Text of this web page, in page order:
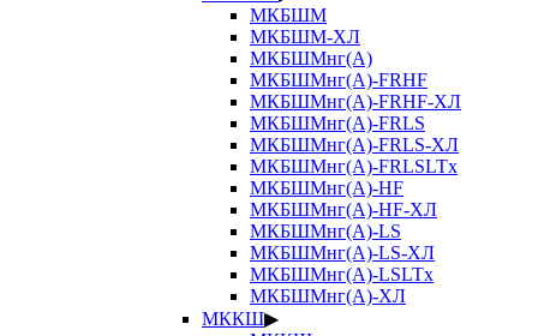
МКБШМ
МКБШМ-ХЛ
МКБШМнг(А)
МКБШМнг(А)-FRHF
МКБШМнг(А)-FRHF-ХЛ
МКБШМнг(А)-FRLS
МКБШМнг(А)-FRLS-ХЛ
МКБШМнг(А)-FRLSLTx
МКБШМнг(А)-HF
МКБШМнг(А)-HF-ХЛ
МКБШМнг(А)-LS
МКБШМнг(А)-LS-ХЛ
МКБШМнг(А)-LSLTx
МКБШМнг(А)-ХЛ
МККШ▶